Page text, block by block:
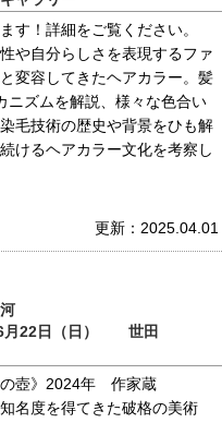
す！詳細をご覧ください。
や自分らしさを表現するファ
変容してきたヘアカラー。髪
ニズムを解説、様々な色合い
毛技術の歴史や背景をひも解
けるヘアカラー文化を考察し
更新：2025.04.01
6月22日（日） 世田
の壺》2024年 作家蔵
名度を得てきた破格の美術